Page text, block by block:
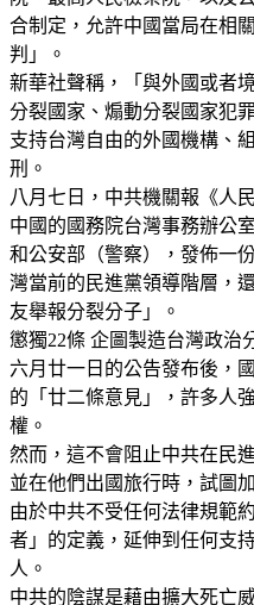
合制定，允許中國當局在相
判」。
新華社聲稱，「與外國或者
分裂國家、煽動分裂國家犯
支持台灣自由的外國機構、
刑。
八月七日，中共機關報《人
中國的國務院台灣事務辦公
和公安部（警察），發佈一
灣當前的民進黨領導階層，
友舉報分裂分子」。
懲獨22條 企圖製造台灣政治
六月廿一日的公告發布後，
的「廿二條意見」，許多人
權。
然而，這不會阻止中共在民
並在他們出國旅行時，試圖
由於中共不受任何法律規範
者」的定義，延伸到任何支
人。
中共的陰謀是藉由擴大死亡